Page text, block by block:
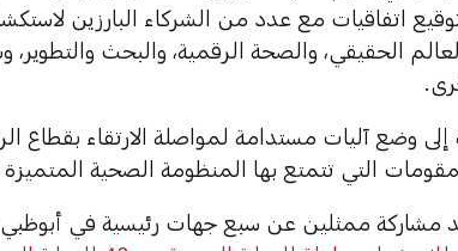
اتفاقيات مع عدد من الشركاء البارزين
الحقيقي، والصحة الرقمية، والبحث
إلى وضع آليات مستدامة لمواصلة الارتقاء بقطاع
التي تتمتع بها المنظومة الصحية
مشاركة ممثلين عن سبع جهات رئيسية في أبوظبي